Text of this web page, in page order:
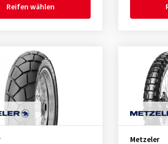
Reifen wählen
Metzeler